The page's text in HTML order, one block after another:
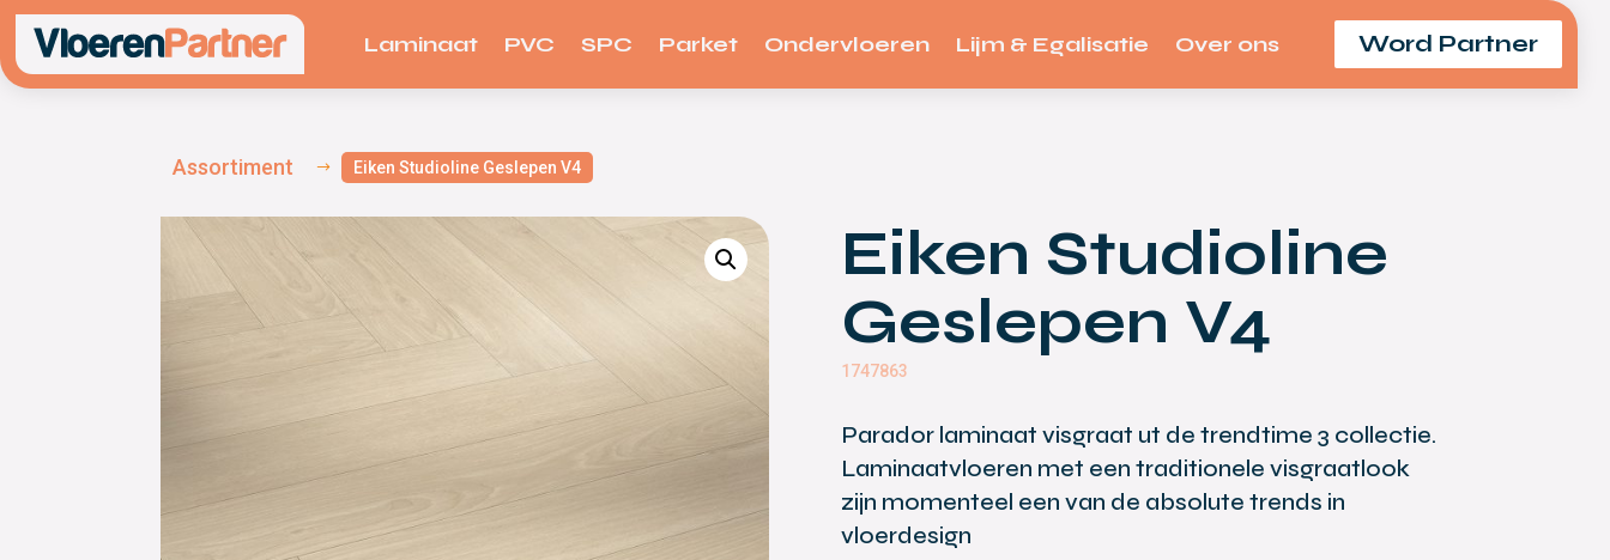
Laminaat PVC SPC Parket Ondervloeren Lijm & Egalisatie Over ons Word Partner
Assortiment $ Eiken Studioline Geslepen V4
Eiken Studioline
Geslepen V4
1747863
Parador laminaat visgraat ut de trendtime 3 collectie.
Laminaatvloeren met een traditionele visgraatlook
zijn momenteel een van de absolute trends in
vloerdesign